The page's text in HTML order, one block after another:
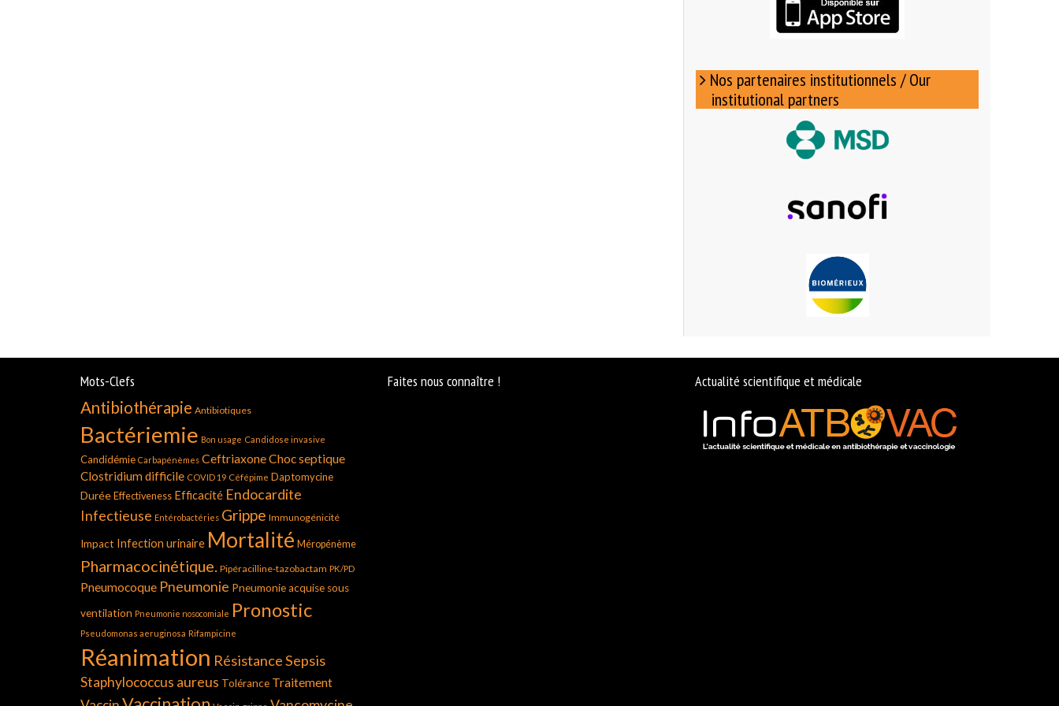
Nos partenaires institutionnels / Our
institutional partners
Mots-Clefs
Antibiothérapie Antibiotiques
Bactériemie Bon usage Candidose invasive
Candidémie Carbapénèmes CeftriaxoneChoc septique
Clostridium difficile COVID 19 Céfépime Daptomycine
Durée Effectiveness Efficacité Endocardite
Infectieuse Entérobactéries Grippe Immunogénicité
Impact Infection urinaire Mortalité Méropénème
Pharmacocinétique. Pipéracilline-tazobactam PK/PD
Pneumocoque Pneumonie Pneumonie acquise sous
ventilation Pneumonie nosocomiale Pronostic
Pseudomonas aeruginosa Rifampicine
Réanimation RésistanceSepsis
Staphylococcus aureus Tolérance Traitement
Faites nous connaître ! Actualité scientifique et médicale